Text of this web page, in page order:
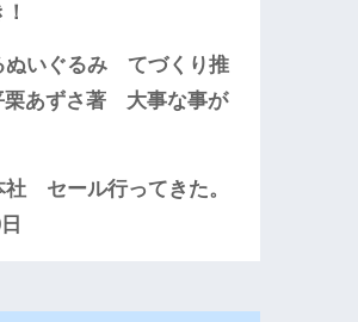
ぬいぐるみ てづくり推
栗あずさ著 大事な事が
セール行ってきた。